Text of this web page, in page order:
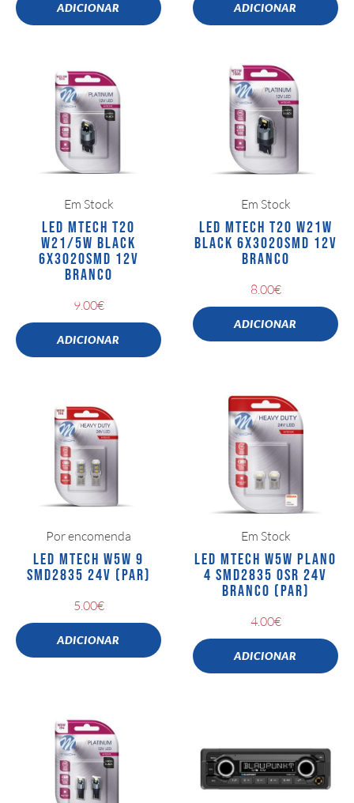
ADICIONAR ADICIONAR
Em Stock
LED MTECH T20
W21/5W BLACK
6X3020SMD 12V
BRANCO
9.00€
ADICIONAR
Em Stock
LED MTECH T20 W21W
BLACK 6X3020SMD 12V
BRANCO
8.00€
ADICIONAR
Por encomenda
LED MTECH W5W 9
SMD2835 24V (PAR)
5.00€
ADICIONAR
Em Stock
LED MTECH W5W PLANO
4 SMD2835 OSR 24V
BRANCO (PAR)
4.00€
ADICIONAR